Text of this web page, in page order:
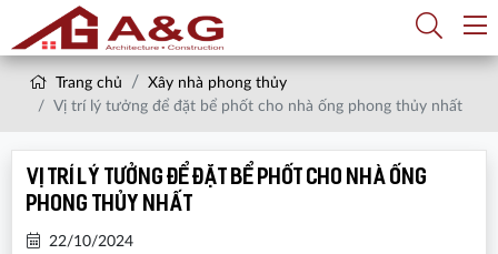
Trang chủ
Xây nhà phong thủy
Vị trí lý tưởng để đặt bể phốt cho nhà ống phong thủy nhất
Vị trí lý tưởng để đặt bể phốt cho nhà ống
phong thủy nhất
22/10/2024